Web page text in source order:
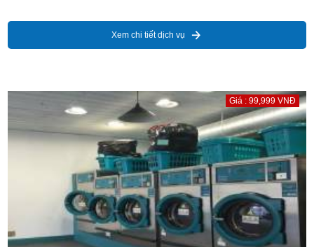
Xem chi tiết dịch vụ
Giá : 99,999 VNĐ